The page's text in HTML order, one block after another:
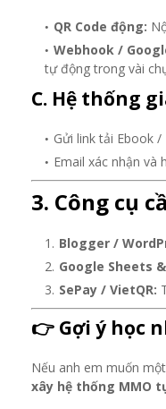
QR Code động:
Webhook /
tự động trong vài
C. Hệ thống
Gửi link tải Ebook /
Email xác nhận và
3. Công cụ
Blogger /
Google Sheets
SePay / VietQR:
👉 Gợi ý học
Nếu anh em muốn một
xây hệ thống MMO